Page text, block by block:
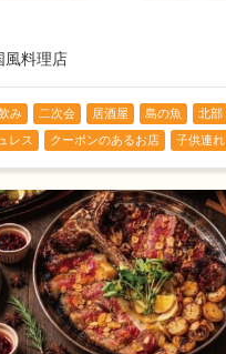
風料理店
み 二次会 居酒屋 島の魚 北部
レス クーポンのあるお店 子供連れ